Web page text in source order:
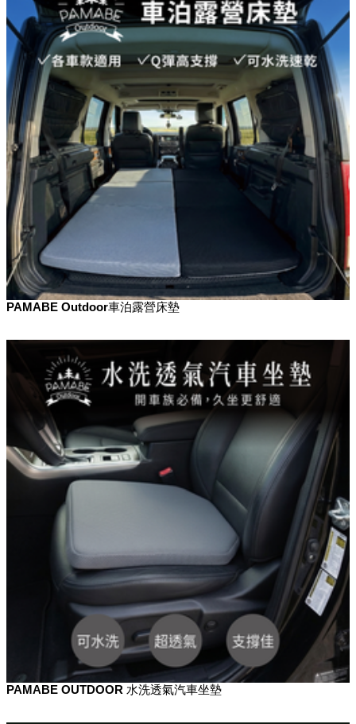
PAMABE Outdoor車泊露營床墊
PAMABE OUTDOOR 水洗透氣汽車坐墊